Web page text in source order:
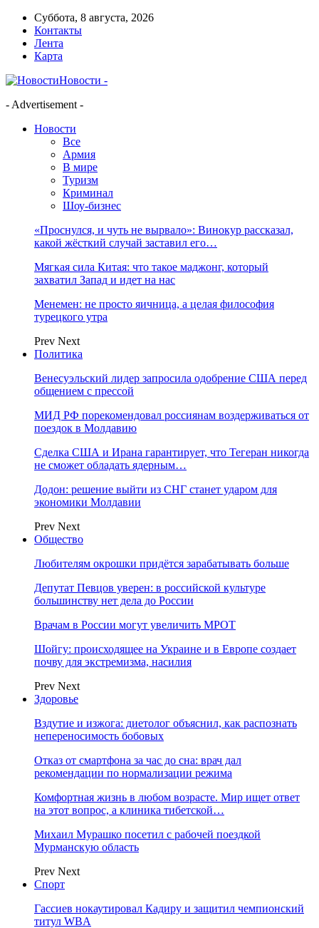
Суббота, 8 августа, 2026
Контакты
Лента
Карта
Новости -
- Advertisement -
Новости
Все
Армия
В мире
Туризм
Криминал
Шоу-бизнес
«Проснулся, и чуть не вырвало»: Винокур рассказал,
какой жёсткий случай заставил его…
Мягкая сила Китая: что такое маджонг, который
захватил Запад и идет на нас
Менемен: не просто яичница, а целая философия
турецкого утра
Prev Next
Политика
Венесуэльский лидер запросила одобрение США перед
общением с прессой
МИД РФ порекомендовал россиянам воздерживаться от
поездок в Молдавию
Сделка США и Ирана гарантирует, что Тегеран никогда
не сможет обладать ядерным…
Додон: решение выйти из СНГ станет ударом для
экономики Молдавии
Prev Next
Общество
Любителям окрошки придётся зарабатывать больше
Депутат Певцов уверен: в российской культуре
большинству нет дела до России
Врачам в России могут увеличить МРОТ
Шойгу: происходящее на Украине и в Европе создает
почву для экстремизма, насилия
Prev Next
Здоровье
Вздутие и изжога: диетолог объяснил, как распознать
непереносимость бобовых
Отказ от смартфона за час до сна: врач дал
рекомендации по нормализации режима
Комфортная жизнь в любом возрасте. Мир ищет ответ
на этот вопрос, а клиника тибетской…
Михаил Мурашко посетил с рабочей поездкой
Мурманскую область
Prev Next
Спорт
Гассиев нокаутировал Кадиру и защитил чемпионский
титул WBA